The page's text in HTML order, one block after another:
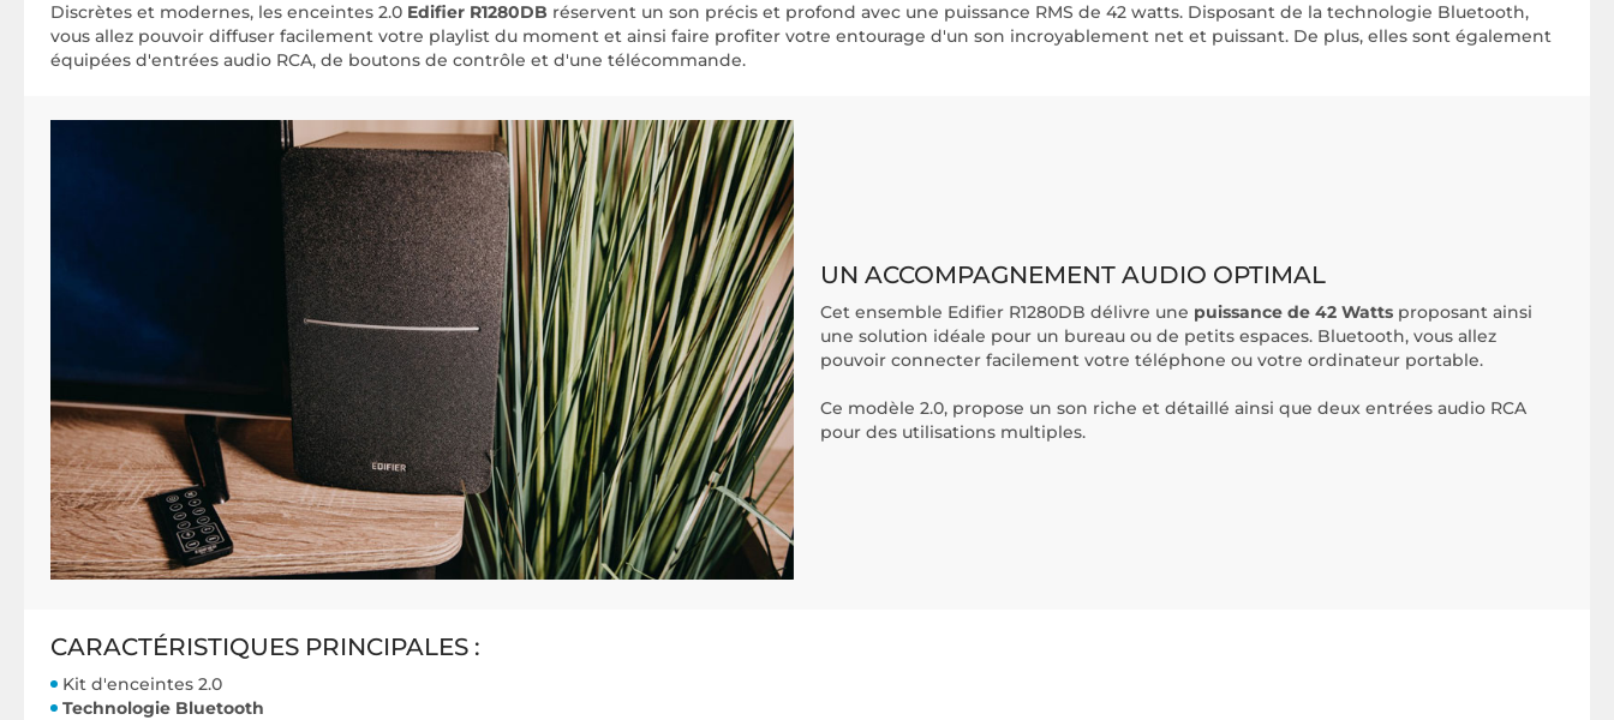
Discrètes et modernes, les enceintes 2.0 Edifier R1280DB réservent un son précis et profond avec une puissance RMS de 42 watts. Disposant de la technologie Bluetooth,
vous allez pouvoir diffuser facilement votre playlist du moment et ainsi faire profiter votre entourage d'un son incroyablement net et puissant. De plus, elles sont également
équipées d'entrées audio RCA, de boutons de contrôle et d'une télécommande.
UN ACCOMPAGNEMENT AUDIO OPTIMAL
Cet ensemble Edifier R1280DB délivre une puissance de 42 Watts proposant ainsi
une solution idéale pour un bureau ou de petits espaces. Bluetooth, vous allez
pouvoir connecter facilement votre téléphone ou votre ordinateur portable.
Ce modèle 2.0, propose un son riche et détaillé ainsi que deux entrées audio RCA
pour des utilisations multiples.
CARACTÉRISTIQUES PRINCIPALES :
Kit d'enceintes 2.0
Technologie Bluetooth